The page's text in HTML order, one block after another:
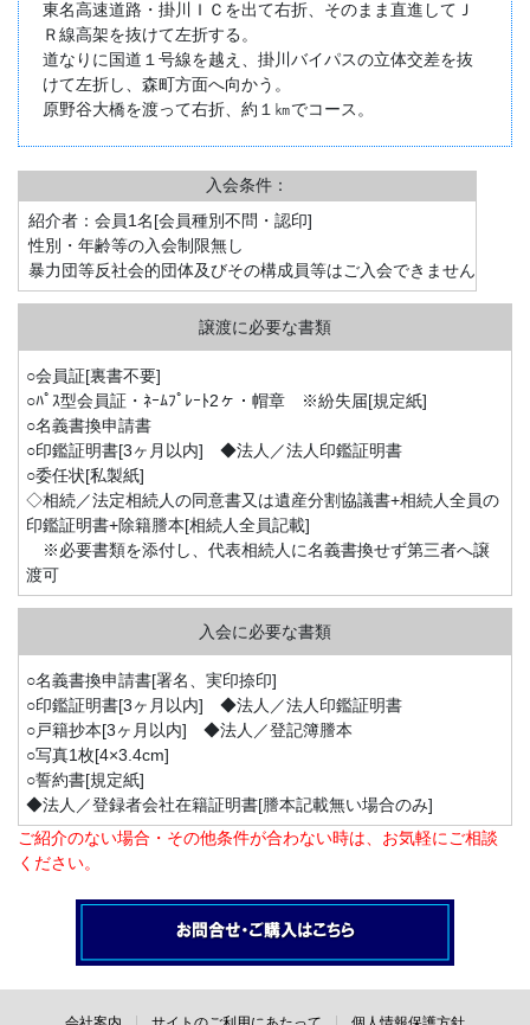
東名高速道路・掛川ＩＣを出て右折、そのまま直進してＪ
Ｒ線高架を抜けて左折する。
道なりに国道１号線を越え、掛川バイパスの立体交差を抜
けて左折し、森町方面へ向かう。
原野谷大橋を渡って右折、約１㎞でコース。
入会条件：
紹介者：会員1名[会員種別不問・認印]
性別・年齢等の入会制限無し
暴力団等反社会的団体及びその構成員等はご入会できません
○会員証[裏書不要]
○ﾊﾟｽ型会員証・ﾈｰﾑﾌﾟﾚｰﾄ2ヶ・帽章 ※紛失届[規定紙]
○名義書換申請書
○印鑑証明書[3ヶ月以内] ◆法人／法人印鑑証明書
○委任状[私製紙]
◇相続／法定相続人の同意書又は遺産分割協議書+相続人全員の
印鑑証明書+除籍謄本[相続人全員記載]
※必要書類を添付し、代表相続人に名義書換せず第三者へ譲
渡可
○名義書換申請書[署名、実印捺印]
○印鑑証明書[3ヶ月以内] ◆法人／法人印鑑証明書
○戸籍抄本[3ヶ月以内] ◆法人／登記簿謄本
○写真1枚[4×3.4cm]
○誓約書[規定紙]
◆法人／登録者会社在籍証明書[謄本記載無い場合のみ]
ご紹介のない場合・その他条件が合わない時は、お気軽にご相談
ください。